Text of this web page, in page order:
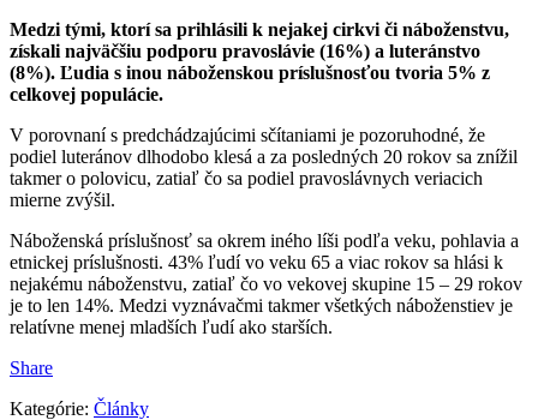
Medzi tými, ktorí sa prihlásili k nejakej cirkvi či náboženstvu,
získali najväčšiu podporu pravoslávie (16%) a luteránstvo
(8%). Ľudia s inou náboženskou príslušnosťou tvoria 5% z
celkovej populácie.
V porovnaní s predchádzajúcimi sčítaniami je pozoruhodné, že
podiel luteránov dlhodobo klesá a za posledných 20 rokov sa znížil
takmer o polovicu, zatiaľ čo sa podiel pravoslávnych veriacich
mierne zvýšil.
Náboženská príslušnosť sa okrem iného líši podľa veku, pohlavia a
etnickej príslušnosti. 43% ľudí vo veku 65 a viac rokov sa hlási k
nejakému náboženstvu, zatiaľ čo vo vekovej skupine 15 – 29 rokov
je to len 14%. Medzi vyznávačmi takmer všetkých náboženstiev je
relatívne menej mladších ľudí ako starších.
Share
Kategórie: Články